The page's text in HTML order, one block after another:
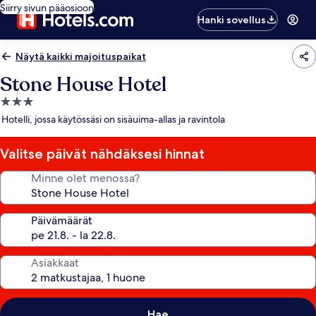
Siirry sivun pääosioon
Hanki sovellus
Näytä kaikki majoituspaikat
Stone House Hotel
3.0
tähden
Hotelli, jossa käytössäsi on sisäuima-allas ja ravintola
Valitse päivät nähdäksesi hinnat
Minne olet menossa?
Päivämäärät
Asiakkaat